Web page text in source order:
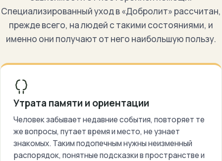
Специализированный уход в «Добролит» рассчитан,
прежде всего, на людей с такими состояниями, и
именно они получают от него наибольшую пользу.
Утрата памяти и ориентации
Человек забывает недавние события, повторяет те
же вопросы, путает время и место, не узнает
знакомых. Таким подопечным нужны неизменный
распорядок, понятные подсказки в пространстве и